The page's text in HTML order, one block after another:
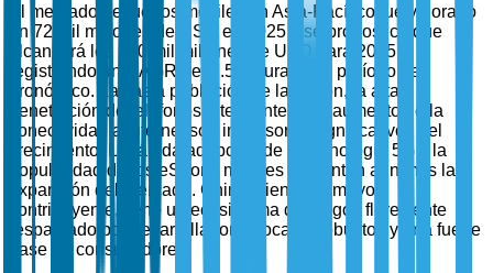
El mercado de juegos móviles en Asia-Pacífico fue valorado
en 72 mil millones de USD en 2025 y se pronostica que
alcanzará los 150 mil millones de USD para 2035,
registrando un CAGR del 7.5% durante el período de
pronóstico. La vasta población de la región, la alta
penetración de teléfonos inteligentes y el aumento de la
conectividad a Internet son impulsores significativos del
crecimiento. La rápida adopción de la tecnología 5G y la
popularidad de los eSports móviles alimentan aún más la
expansión del mercado. China, siendo el mayor
contribuyente, tiene un ecosistema de juegos floreciente
respaldado por desarrolladores locales robustos y una fuerte
base de consumidores.